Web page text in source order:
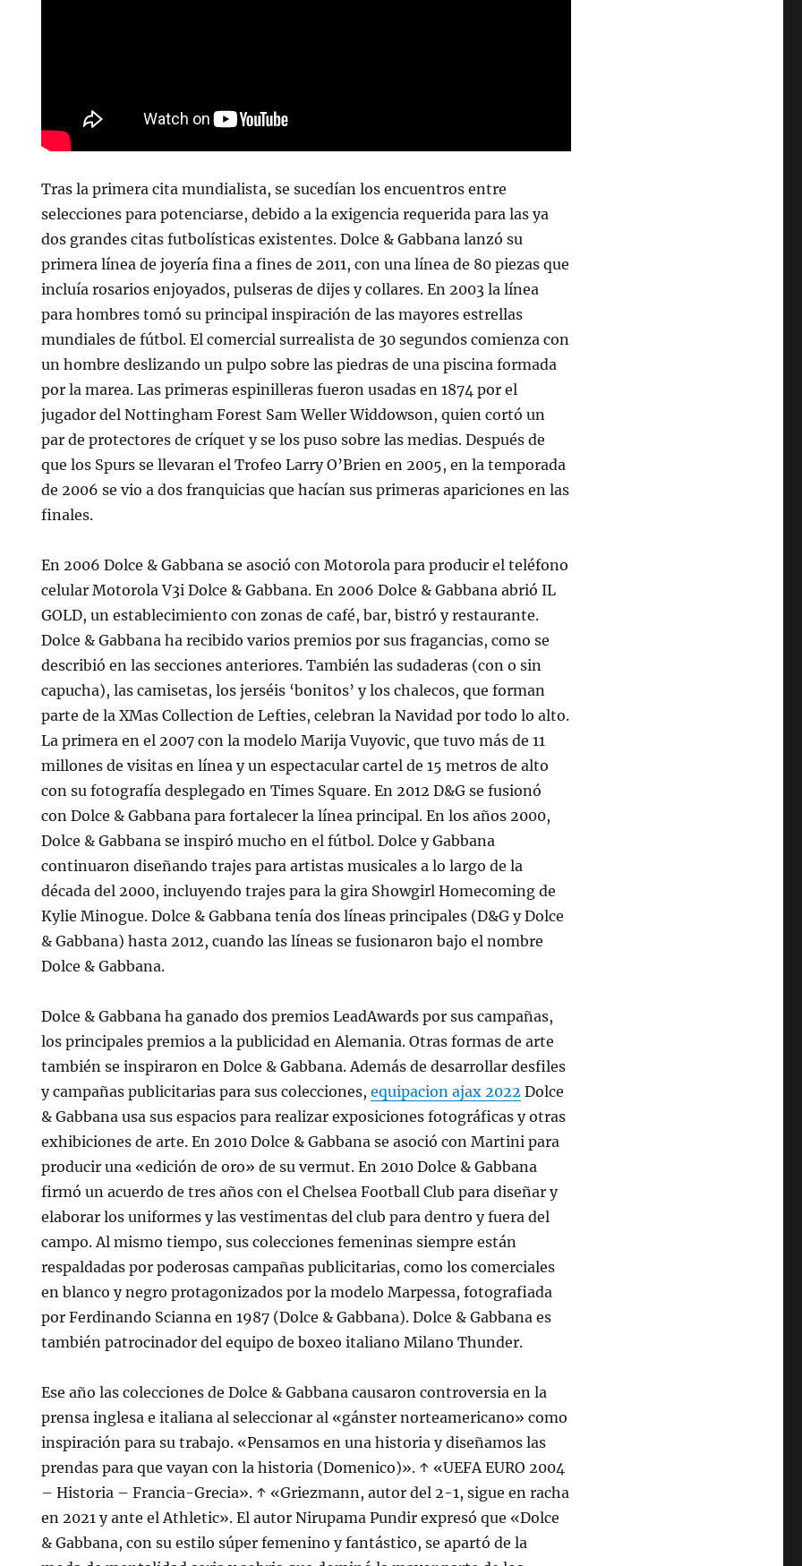
Tras la primera cita mundialista, se sucedían los encuentros entre
selecciones para potenciarse, debido a la exigencia requerida para las ya
dos grandes citas futbolísticas existentes. Dolce & Gabbana lanzó su
primera línea de joyería fina a fines de 2011, con una línea de 80 piezas que
incluía rosarios enjoyados, pulseras de dijes y collares. En 2003 la línea
para hombres tomó su principal inspiración de las mayores estrellas
mundiales de fútbol. El comercial surrealista de 30 segundos comienza con
un hombre deslizando un pulpo sobre las piedras de una piscina formada
por la marea. Las primeras espinilleras fueron usadas en 1874 por el
jugador del Nottingham Forest Sam Weller Widdowson, quien cortó un
par de protectores de críquet y se los puso sobre las medias. Después de
que los Spurs se llevaran el Trofeo Larry O’Brien en 2005, en la temporada
de 2006 se vio a dos franquicias que hacían sus primeras apariciones en las
finales.
En 2006 Dolce & Gabbana se asoció con Motorola para producir el teléfono
celular Motorola V3i Dolce & Gabbana. En 2006 Dolce & Gabbana abrió IL
GOLD, un establecimiento con zonas de café, bar, bistró y restaurante.
Dolce & Gabbana ha recibido varios premios por sus fragancias, como se
describió en las secciones anteriores. También las sudaderas (con o sin
capucha), las camisetas, los jerséis ‘bonitos’ y los chalecos, que forman
parte de la XMas Collection de Lefties, celebran la Navidad por todo lo alto.
La primera en el 2007 con la modelo Marija Vuyovic, que tuvo más de 11
millones de visitas en línea y un espectacular cartel de 15 metros de alto
con su fotografía desplegado en Times Square. En 2012 D&G se fusionó
con Dolce & Gabbana para fortalecer la línea principal. En los años 2000,
Dolce & Gabbana se inspiró mucho en el fútbol. Dolce y Gabbana
continuaron diseñando trajes para artistas musicales a lo largo de la
década del 2000, incluyendo trajes para la gira Showgirl Homecoming de
Kylie Minogue. Dolce & Gabbana tenía dos líneas principales (D&G y Dolce
& Gabbana) hasta 2012, cuando las líneas se fusionaron bajo el nombre
Dolce & Gabbana.
Dolce & Gabbana ha ganado dos premios LeadAwards por sus campañas,
los principales premios a la publicidad en Alemania. Otras formas de arte
también se inspiraron en Dolce & Gabbana. Además de desarrollar desfiles
y campañas publicitarias para sus colecciones,equipacion ajax 2022 Dolce
& Gabbana usa sus espacios para realizar exposiciones fotográficas y otras
exhibiciones de arte. En 2010 Dolce & Gabbana se asoció con Martini para
producir una «edición de oro» de su vermut. En 2010 Dolce & Gabbana
firmó un acuerdo de tres años con el Chelsea Football Club para diseñar y
elaborar los uniformes y las vestimentas del club para dentro y fuera del
campo. Al mismo tiempo, sus colecciones femeninas siempre están
respaldadas por poderosas campañas publicitarias, como los comerciales
en blanco y negro protagonizados por la modelo Marpessa, fotografiada
por Ferdinando Scianna en 1987 (Dolce & Gabbana). Dolce & Gabbana es
también patrocinador del equipo de boxeo italiano Milano Thunder.
Ese año las colecciones de Dolce & Gabbana causaron controversia en la
prensa inglesa e italiana al seleccionar al «gánster norteamericano» como
inspiración para su trabajo. «Pensamos en una historia y diseñamos las
prendas para que vayan con la historia (Domenico)». ↑ «UEFA EURO 2004
– Historia – Francia-Grecia». ↑ «Griezmann, autor del 2-1, sigue en racha
en 2021 y ante el Athletic». El autor Nirupama Pundir expresó que «Dolce
& Gabbana, con su estilo súper femenino y fantástico, se apartó de la